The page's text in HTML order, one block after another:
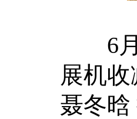
6月4
展机
聂冬晗